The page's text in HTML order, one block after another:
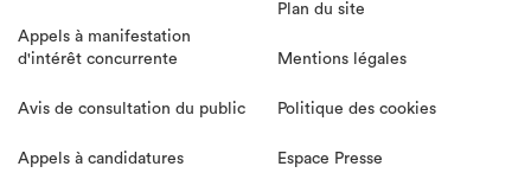
Appels à manifestation
d'intérêt concurrente
Avis de consultation du public
Appels à candidatures
Plan du site
Mentions légales
Politique des cookies
Espace Presse